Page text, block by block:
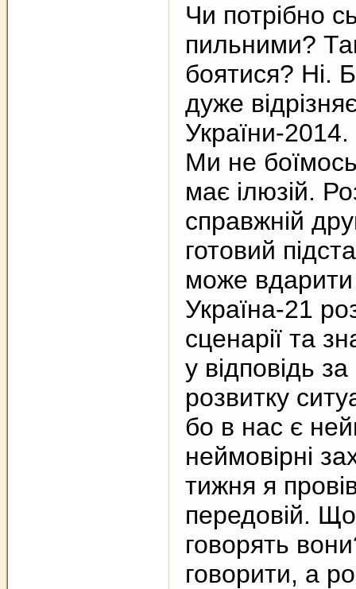
Чи потрібно
пильними?
боятися? Ні.
дуже
України-2014.
Ми не
має ілюзій.
справжній
готовий
може
Україна-21
сценарії та
у відповідь
розвитку
бо в нас є
неймовірні
тижня я
передовій.
говорять
говорити, а